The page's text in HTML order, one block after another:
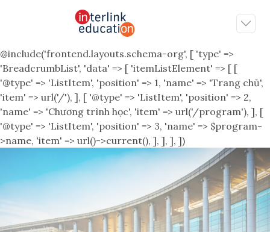
@include('frontend.layouts.schema-org', [ 'type' =>
'BreadcrumbList', 'data' => [ 'itemListElement' => [ [
'@type' => 'ListItem', 'position' => 1, 'name' => 'Trang chủ',
'item' => url('/'), ], [ '@type' => 'ListItem', 'position' => 2,
'name' => 'Chương trình học', 'item' => url('/program'), ], [
'@type' => 'ListItem', 'position' => 3, 'name' => $program-
>name, 'item' => url()->current(), ], ], ], ])